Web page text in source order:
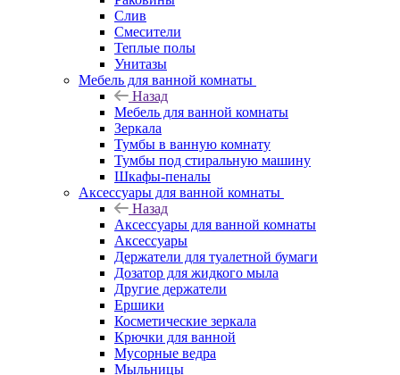
Слив
Смесители
Теплые полы
Унитазы
Мебель для ванной комнаты
Назад
Мебель для ванной комнаты
Зеркала
Тумбы в ванную комнату
Тумбы под стиральную машину
Шкафы-пеналы
Аксессуары для ванной комнаты
Назад
Аксессуары для ванной комнаты
Аксессуары
Держатели для туалетной бумаги
Дозатор для жидкого мыла
Другие держатели
Ершики
Косметические зеркала
Крючки для ванной
Мусорные ведра
Мыльницы